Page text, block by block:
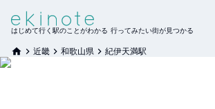
はじめて行く駅のことがわかる 行ってみたい街が見つかる
近畿 和歌山県 紀伊天満駅